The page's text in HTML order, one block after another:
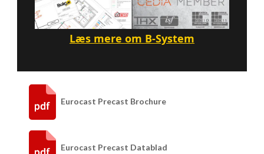
Læs mere om B-System
Eurocast Precast Brochure
Eurocast Precast Datablad